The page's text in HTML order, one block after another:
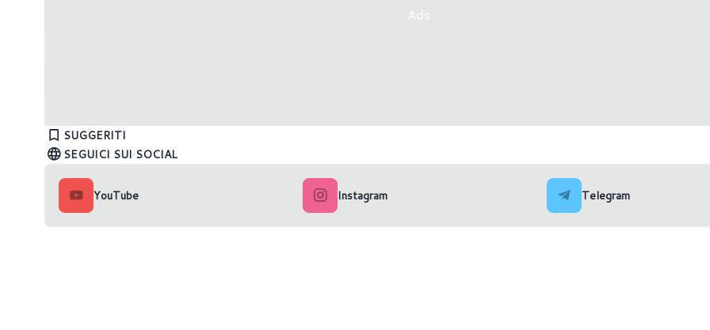
SUGGERITI
552.44
AMD rilascia i driver Adrenalin 24.4.1
101.5445
SEGUICI SUI SOCIAL
YouTube Instagram Telegram